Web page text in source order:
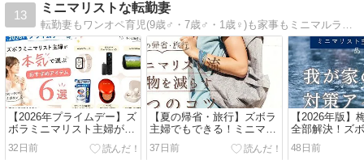
13
ミニマリストな転勤妻
転勤妻もワンオペ育児(9歳♂・7歳♂・1歳♀)も家事もミニマルライフで乗り切る38歳。暮らしの効率化・モノの捨て方選び方・ミニマルファッションを中心に発信しています。
【2026年プライムデー】ズ
ボラミニマリスト主婦が本
気で選ぶおすすめアイテム
8選
32日前
【夏の帰省・旅行】ズボラ
主婦でもできる！ミニマリ
スト流荷物を減らす6つの
コツ
37日前
【2026年版】
全部解決！ズ
スト主婦が本
る梅雨対策ア
48日前